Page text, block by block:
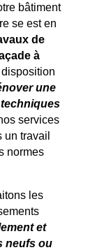
bâtiment
se est en
de
à
une
services
travail
normes
les
et
neufs ou